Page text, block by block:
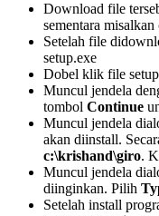
Download file
sementara misalkan
Setelah file
setup.exe
Dobel klik file
Muncul jendela
tombol Continue
Muncul jendela
akan diinstall.
c:\krishand\giro.
Muncul jendela
diinginkan. Pilih
Setelah install